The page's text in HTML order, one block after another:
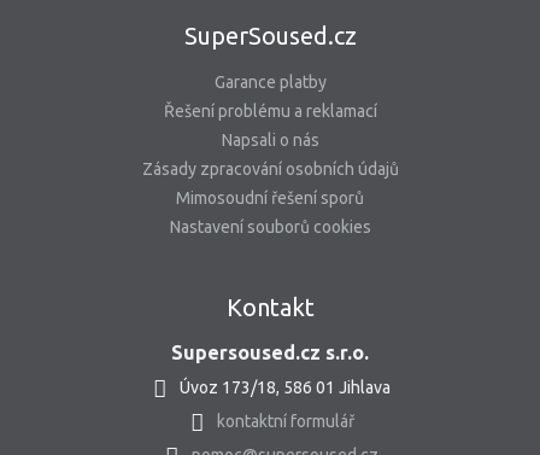
SuperSoused.cz
Garance platby
Řešení problému a reklamací
Napsali o nás
Zásady zpracování osobních údajů
Mimosoudní řešení sporů
Nastavení souborů cookies
Kontakt
Supersoused.cz s.r.o.
Úvoz 173/18, 586 01 Jihlava
kontaktní formulář